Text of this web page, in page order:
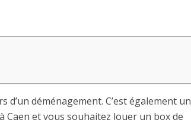
déménagement. C’est également un
Caen et vous souhaitez louer un box de